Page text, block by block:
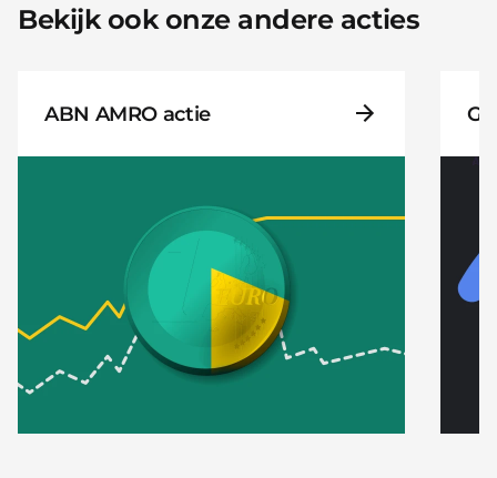
Bekijk ook onze andere acties
ABN AMRO actie